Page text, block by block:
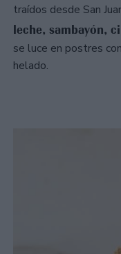
traídos desde San
leche, sambayón,
se luce en postres
helado.